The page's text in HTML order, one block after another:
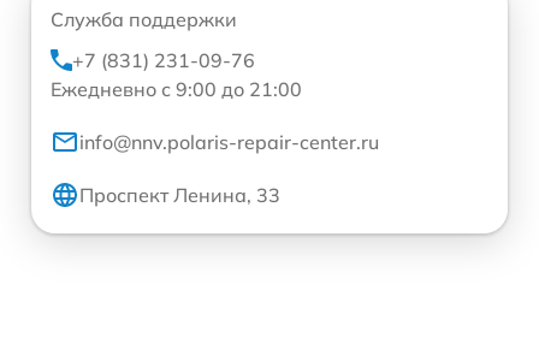
Служба поддержки
+7 (831) 231-09-76
Ежедневно с 9:00 до 21:00
info@nnv.polaris-repair-center.ru
Проспект Ленина, 33